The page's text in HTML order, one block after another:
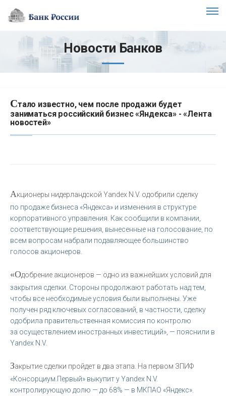
Новости Банков
Стало известно, чем после продажи будет
заниматься российский бизнес «Яндекса» - «Лента
новостей»
Акционеры нидерландской Yandex N.V. одобрили сделку
по продаже бизнеса «Яндекса» и изменения в структуре
корпоративного управления. Как сообщили в компании,
соответствующие решения, вынесенные на голосование, по
всем вопросам набрали подавляющее большинство
голосов акционеров.
«Одобрение акционеров — одно из важнейших условий для
закрытия сделки. Стороны продолжают работать над тем,
чтобы все необходимые условия были выполнены. Уже
получен ряд ключевых согласований, в частности, сделку
одобрила правительственная комиссия по контролю
за осуществлением иностранных инвестиций», — пояснили в
Yandex N.V.
Закрытие сделки пройдет в два этапа. На первом ЗПИФ
«Консорциум.Первый» выкупит у Yandex N.V.
контролирующую долю — до 68% — в МКПАО «Яндекс».